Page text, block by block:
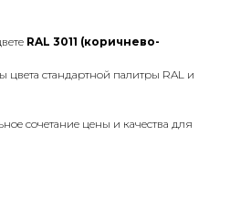
RAL 3011 (коричнево-
цвета стандартной палитры RAL и
сочетание цены и качества для